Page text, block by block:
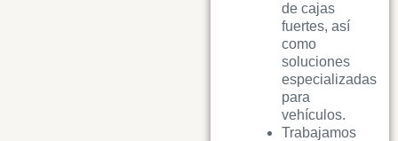
de cajas
fuertes, así
como
soluciones
especializadas
para
vehículos.
Trabajamos